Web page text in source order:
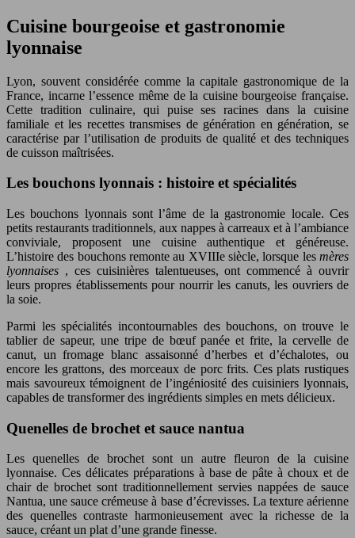
Cuisine bourgeoise et gastronomie
lyonnaise
Lyon, souvent considérée comme la capitale gastronomique de la
France, incarne l’essence même de la cuisine bourgeoise française.
Cette tradition culinaire, qui puise ses racines dans la cuisine
familiale et les recettes transmises de génération en génération, se
caractérise par l’utilisation de produits de qualité et des techniques
de cuisson maîtrisées.
Les bouchons lyonnais : histoire et spécialités
Les bouchons lyonnais sont l’âme de la gastronomie locale. Ces
petits restaurants traditionnels, aux nappes à carreaux et à l’ambiance
conviviale, proposent une cuisine authentique et généreuse.
L’histoire des bouchons remonte au XVIIIe siècle, lorsque les mères
lyonnaises , ces cuisinières talentueuses, ont commencé à ouvrir
leurs propres établissements pour nourrir les canuts, les ouvriers de
la soie.
Parmi les spécialités incontournables des bouchons, on trouve le
tablier de sapeur, une tripe de bœuf panée et frite, la cervelle de
canut, un fromage blanc assaisonné d’herbes et d’échalotes, ou
encore les grattons, des morceaux de porc frits. Ces plats rustiques
mais savoureux témoignent de l’ingéniosité des cuisiniers lyonnais,
capables de transformer des ingrédients simples en mets délicieux.
Quenelles de brochet et sauce nantua
Les quenelles de brochet sont un autre fleuron de la cuisine
lyonnaise. Ces délicates préparations à base de pâte à choux et de
chair de brochet sont traditionnellement servies nappées de sauce
Nantua, une sauce crémeuse à base d’écrevisses. La texture aérienne
des quenelles contraste harmonieusement avec la richesse de la
sauce, créant un plat d’une grande finesse.